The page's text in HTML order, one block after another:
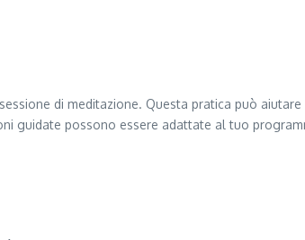
di meditazione. Questa pratica può
guidate possono essere adattate al tuo